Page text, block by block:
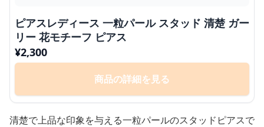
ピアスレディース 一粒パール スタッド 清楚 ガー
リー 花モチーフ ピアス
¥2,300
商品の詳細を見る
清楚で上品な印象を与える一粒パールのスタッドピアスで